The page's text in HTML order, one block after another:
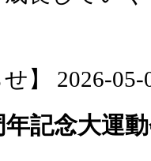
せ】 2026-
年記念大運